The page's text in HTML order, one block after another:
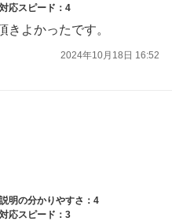
対応スピード：4
きよかったです。
2024年10月18日 16:52
説明の分かりやすさ：4
対応スピード：3